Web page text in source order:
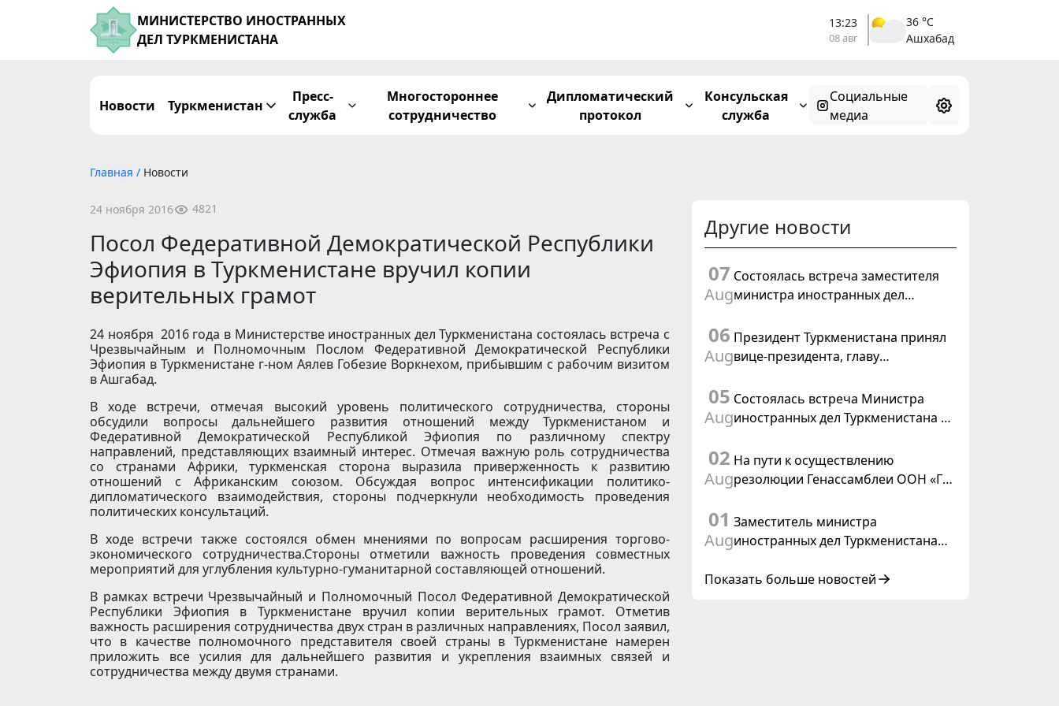
МИНИСТЕРСТВО ИНОСТРАННЫХ
ДЕЛ ТУРКМЕНИСТАНА
13:23
08 авг
36 °C
Ашхабад
Новости Туркменистан
Пресс-
служба
Многостороннее
сотрудничество
Дипломатический
протокол
Консульская
служба
Социальные
медиа
Главная / Новости
24 ноября 2016 4821
Посол Федеративной Демократической Республики
Эфиопия в Туркменистане вручил копии
верительных грамот
24 ноября 2016 года в Министерстве иностранных дел Туркменистана состоялась встреча с
Чрезвычайным и Полномочным Послом Федеративной Демократической Республики
Эфиопия в Туркменистане г-ном Аялев Гобезие Воркнехом, прибывшим с рабочим визитом
в Ашгабад.
В ходе встречи, отмечая высокий уровень политического сотрудничества, стороны
обсудили вопросы дальнейшего развития отношений между Туркменистаном и
Федеративной Демократической Республикой Эфиопия по различному спектру
направлений, представляющих взаимный интерес. Отмечая важную роль сотрудничества
со странами Африки, туркменская сторона выразила приверженность к развитию
отношений с Африканским союзом. Обсуждая вопрос интенсификации политико-
дипломатического взаимодействия, стороны подчеркнули необходимость проведения
политических консультаций.
В ходе встречи также состоялся обмен мнениями по вопросам расширения торгово-
экономического сотрудничества.Стороны отметили важность проведения совместных
мероприятий для углубления культурно-гуманитарной составляющей отношений.
В рамках встречи Чрезвычайный и Полномочный Посол Федеративной Демократической
Республики Эфиопия в Туркменистане вручил копии верительных грамот. Отметив
важность расширения сотрудничества двух стран в различных направлениях, Посол заявил,
что в качестве полномочного представителя своей страны в Туркменистане намерен
приложить все усилия для дальнейшего развития и укрепления взаимных связей и
сотрудничества между двумя странами.
Другие новости
07
Aug
Состоялась встреча заместителя
министра иностранных дел
поверенным в делах США в
Туркменистане
06
Aug
Президент Туркменистана принял
вице-президента, главу
иностранных дел Швейцарской
Конфедерации
05
Aug
Состоялась встреча Министра
иностранных дел Туркменистана с
02
Aug
На пути к осуществлению
резолюции Генассамблеи ООН «Год
инициированной Туркменистаном
01
Aug
Заместитель министра
иностранных дел Туркменистана
старших должностных лиц Форума
Показать больше новостей